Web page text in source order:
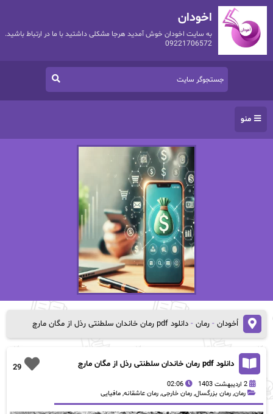
اخودان
به سایت اخودان خوش آمدید هرجا مشکلی داشتید با ما در ارتباط باشید.
09221706572
منو
اُخودان- رمان- دانلود pdf رمان خاندان سلطنتی رذل از مگان مارچ
29 دانلود pdf رمان خاندان سلطنتی رذل از مگان مارچ
2 اردیبهشت 1403
02:06
رمان, رمان بزرگسال, رمان خارجی, رمان عاشقانه, مافیایی